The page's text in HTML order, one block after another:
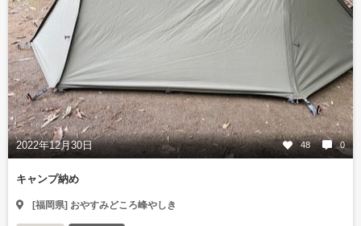
2022年12月30日 48 0
キャンプ納め
[福岡県] おやすみどころ峰やしき